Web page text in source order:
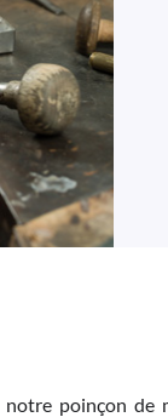
poinçon de